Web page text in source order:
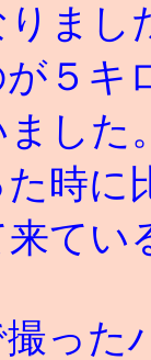
まし
５キ
した
時に
てい
った